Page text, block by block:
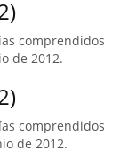
comprendidos
de 2012.
comprendidos
de 2012.